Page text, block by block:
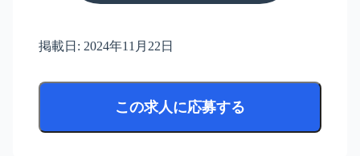
掲載日: 2024年11月22日
この求人に応募する